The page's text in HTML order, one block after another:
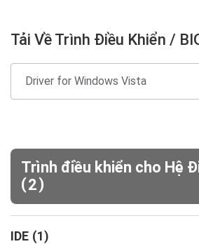
Tải Về Trình Điều Khiển /
Trình điều khiển cho Hệ
(2)
IDE (1)